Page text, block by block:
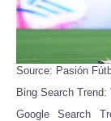
Source: Pasión
Bing Search Trend:
Google Search